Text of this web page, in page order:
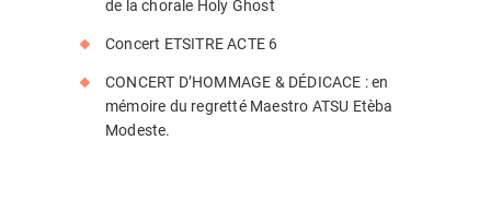
de la chorale Holy Ghost
Concert ETSITRE ACTE 6
CONCERT D’HOMMAGE & DÉDICACE : en
mémoire du regretté Maestro ATSU Etèba
Modeste.